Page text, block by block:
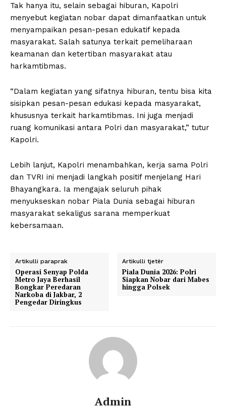
Tak hanya itu, selain sebagai hiburan, Kapolri
menyebut kegiatan nobar dapat dimanfaatkan untuk
menyampaikan pesan-pesan edukatif kepada
masyarakat. Salah satunya terkait pemeliharaan
keamanan dan ketertiban masyarakat atau
harkamtibmas.
“Dalam kegiatan yang sifatnya hiburan, tentu bisa kita
sisipkan pesan-pesan edukasi kepada masyarakat,
khususnya terkait harkamtibmas. Ini juga menjadi
ruang komunikasi antara Polri dan masyarakat,” tutur
Kapolri.
Lebih lanjut, Kapolri menambahkan, kerja sama Polri
dan TVRI ini menjadi langkah positif menjelang Hari
Bhayangkara. Ia mengajak seluruh pihak
menyukseskan nobar Piala Dunia sebagai hiburan
masyarakat sekaligus sarana memperkuat
kebersamaan.
Artikulli paraprak
Operasi Senyap Polda
Metro Jaya Berhasil
Bongkar Peredaran
Narkoba di Jakbar, 2
Pengedar Diringkus
Artikulli tjetër
Piala Dunia 2026: Polri
Siapkan Nobar dari Mabes
hingga Polsek
Admin